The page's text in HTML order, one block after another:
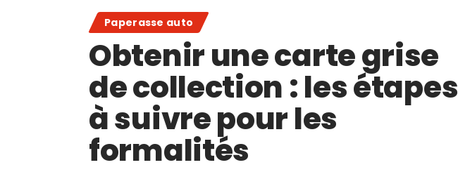
Paperasse auto
Obtenir une carte grise
de collection : les étapes
à suivre pour les
formalités